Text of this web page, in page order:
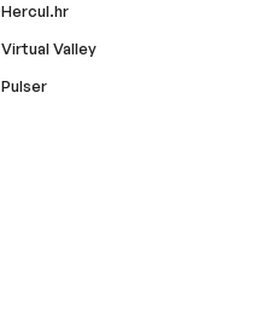
Hercul.hr
Virtual Valley
Pulser